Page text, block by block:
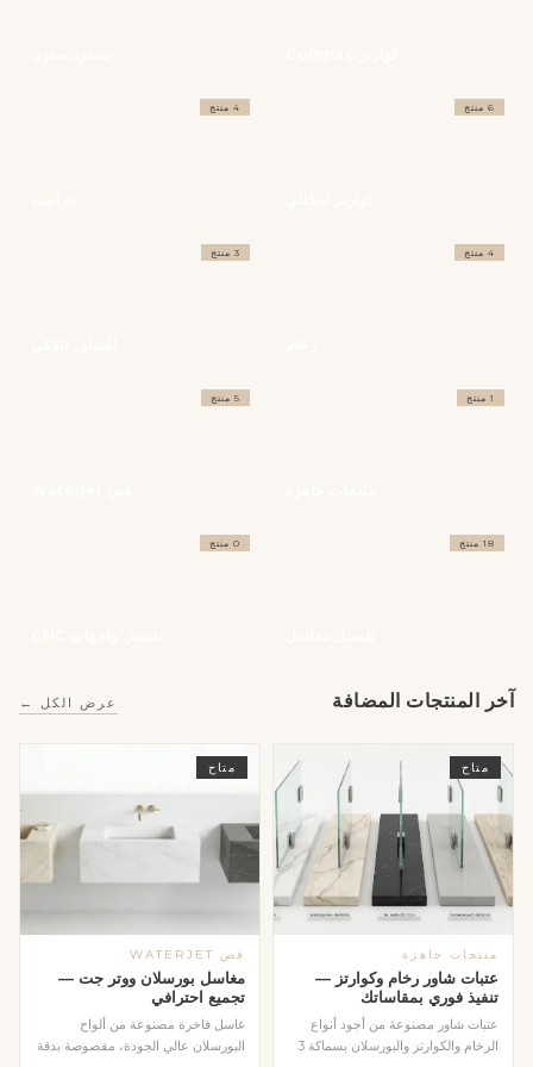
6 منتج 4 منتج
4 منتج 3 منتج
1 منتج 5 منتج
18 منتج 0 منتج
آخر المنتجات المضافة عرض الكل ←
متاح
منتجات جاهزة
عتبات شاور رخام وكوارتز —
تنفيذ فوري بمقاساتك
عتبات شاور مصنوعة من أجود أنواع
الرخام والكوارتز والبورسلان بسماكة 3
متاح
قص WATERJET
مغاسل بورسلان ووتر جت —
تجميع احترافي
غاسل فاخرة مصنوعة من ألواح
البورسلان عالي الجودة، مقصوصة بدقة